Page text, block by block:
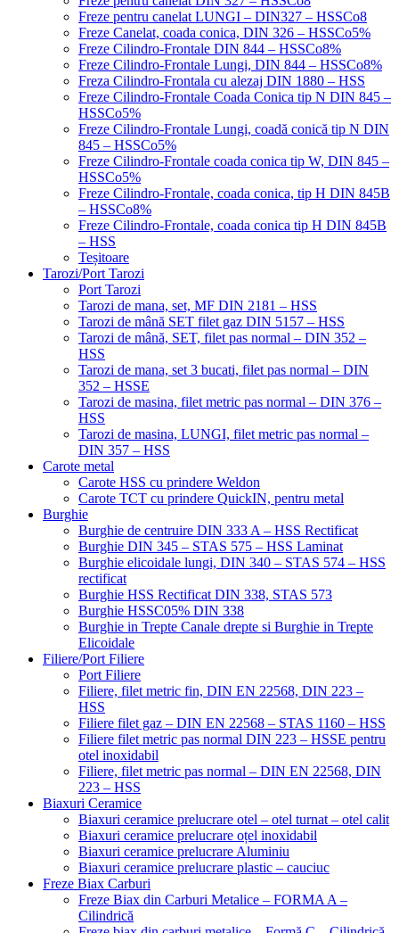
Freze pentru canelat LUNGI – DIN327 – HSSCo8
Freze Canelat, coada conica, DIN 326 – HSSCo5%
Freze Cilindro-Frontale DIN 844 – HSSCo8%
Freze Cilindro-Frontale Lungi, DIN 844 – HSSCo8%
Freza Cilindro-Frontala cu alezaj DIN 1880 – HSS
Freze Cilindro-Frontale Coada Conica tip N DIN 845 –
HSSCo5%
Freze Cilindro-Frontale Lungi, coadă conică tip N DIN
845 – HSSCo5%
Freze Cilindro-Frontale coada conica tip W, DIN 845 –
HSSCo5%
Freze Cilindro-Frontale, coada conica, tip H DIN 845B
– HSSCo8%
Freze Cilindro-Frontale, coada conica tip H DIN 845B
– HSS
Teșitoare
Tarozi/Port Tarozi
Port Tarozi
Tarozi de mana, set, MF DIN 2181 – HSS
Tarozi de mână SET filet gaz DIN 5157 – HSS
Tarozi de mână, SET, filet pas normal – DIN 352 –
HSS
Tarozi de mana, set 3 bucati, filet pas normal – DIN
352 – HSSE
Tarozi de masina, filet metric pas normal – DIN 376 –
HSS
Tarozi de masina, LUNGI, filet metric pas normal –
DIN 357 – HSS
Carote metal
Carote HSS cu prindere Weldon
Carote TCT cu prindere QuickIN, pentru metal
Burghie
Burghie de centruire DIN 333 A – HSS Rectificat
Burghie DIN 345 – STAS 575 – HSS Laminat
Burghie elicoidale lungi, DIN 340 – STAS 574 – HSS
rectificat
Burghie HSS Rectificat DIN 338, STAS 573
Burghie HSSC05% DIN 338
Burghie in Trepte Canale drepte si Burghie in Trepte
Elicoidale
Filiere/Port Filiere
Port Filiere
Filiere, filet metric fin, DIN EN 22568, DIN 223 –
HSS
Filiere filet gaz – DIN EN 22568 – STAS 1160 – HSS
Filiere filet metric pas normal DIN 223 – HSSE pentru
otel inoxidabil
Filiere, filet metric pas normal – DIN EN 22568, DIN
223 – HSS
Biaxuri Ceramice
Biaxuri ceramice prelucrare otel – otel turnat – otel calit
Biaxuri ceramice prelucrare oțel inoxidabil
Biaxuri ceramice prelucrare Aluminiu
Biaxuri ceramice prelucrare plastic – cauciuc
Freze Biax Carburi
Freze Biax din Carburi Metalice – FORMA A –
Cilindrică